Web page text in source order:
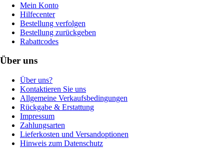
Mein Konto
Hilfecenter
Bestellung verfolgen
Bestellung zurückgeben
Rabattcodes
Über uns
Über uns?
Kontaktieren Sie uns
Allgemeine Verkaufsbedingungen
Rückgabe & Erstattung
Impressum
Zahlungsarten
Lieferkosten und Versandoptionen
Hinweis zum Datenschutz